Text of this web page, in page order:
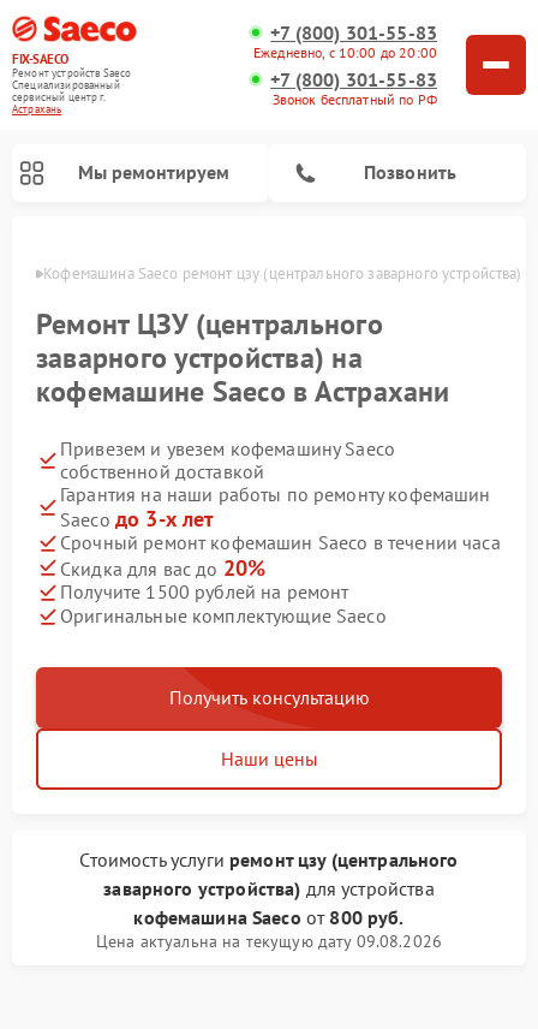
FIX-SAECO
Ремонт устройств Saeco
Специализированный
cервисный центр г.
Астрахань
+7 (800) 301-55-83
Ежедневно, с 10:00 до 20:00
+7 (800) 301-55-83
Звонок бесплатный по РФ
Мы ремонтируем Позвонить
Кофемашина Saeco ремонт цзу (центрального заварного устройства)
Ремонт ЦЗУ (центрального
заварного устройства) на
кофемашине Saeco в Астрахани
Привезем и увезем кофемашину Saeco
собственной доставкой
Гарантия на наши работы по ремонту кофемашин
Saeco до 3-х лет
Срочный ремонт кофемашин Saeco в течении часа
Скидка для вас до 20%
Получите 1500 рублей на ремонт
Оригинальные комплектующие Saeco
Получить консультацию
Наши цены
Стоимость услуги ремонт цзу (центрального
заварного устройства) для устройства
кофемашина Saeco от 800 руб.
Цена актуальна на текущую дату 09.08.2026